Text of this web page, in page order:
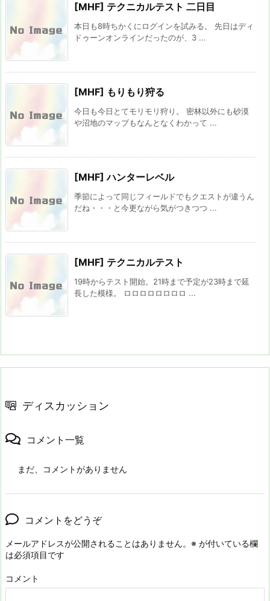
[MHF] テクニカルテスト 二日目
本日も8時ちかくにログインを試みる。 先日はディ
ドゥーンオンラインだったのが、3 ...
[MHF] もりもり狩る
今日も今日とてモリモリ狩り。 密林以外にも砂漠
や沼地のマップもなんとなくわかって ...
[MHF] ハンターレベル
季節によって同じフィールドでもクエストが違うん
だね・・・と今更ながら気がつきつつ ...
[MHF] テクニカルテスト
19時からテスト開始。21時まで予定が23時まで延
長した模様。 ロロロロロロロロ ...
ディスカッション
コメント一覧
まだ、コメントがありません
コメントをどうぞ
メールアドレスが公開されることはありません。 ※ が付いている欄
は必須項目です
コメント